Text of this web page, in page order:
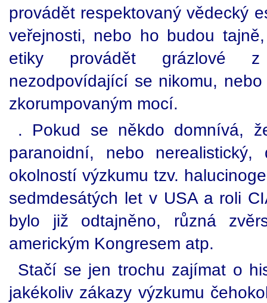
provádět respektovaný vědecký
veřejnosti, nebo ho budou
etiky provádět grázlové z
nezodpovídající se nikomu,
zkorumpovaným mocí.
. Pokud se někdo domnívá,
paranoidní, nebo nerealistický,
okolností výzkumu tzv.
sedmdesátých let v USA a roli
bylo již odtajněno, různá
americkým Kongresem atp.
Stačí se jen trochu zajímat o
jakékoliv zákazy výzkumu